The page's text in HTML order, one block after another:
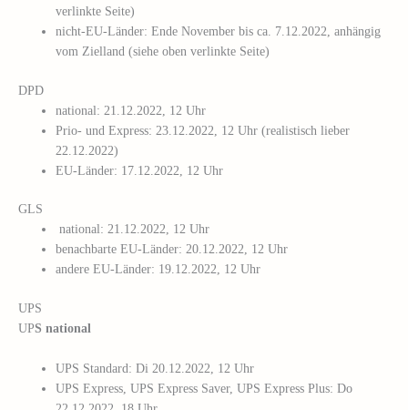
verlinkte Seite)
nicht-EU-Länder: Ende November bis ca. 7.12.2022, anhängig
vom Zielland (siehe oben verlinkte Seite)
DPD
national: 21.12.2022, 12 Uhr
Prio- und Express: 23.12.2022, 12 Uhr (realistisch lieber
22.12.2022)
EU-Länder: 17.12.2022, 12 Uhr
GLS
national: 21.12.2022, 12 Uhr
benachbarte EU-Länder: 20.12.2022, 12 Uhr
andere EU-Länder: 19.12.2022, 12 Uhr
UPS
UPS national
UPS Standard: Di 20.12.2022, 12 Uhr
UPS Express, UPS Express Saver, UPS Express Plus: Do